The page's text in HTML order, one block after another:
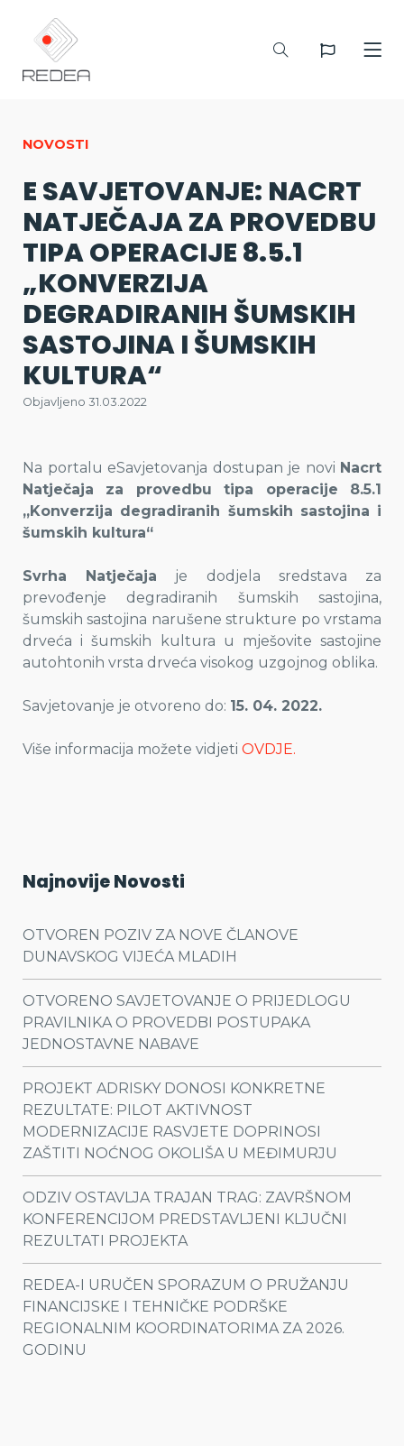
NOVOSTI
E SAVJETOVANJE: NACRT
NATJEČAJA ZA PROVEDBU
TIPA OPERACIJE 8.5.1
„KONVERZIJA
DEGRADIRANIH ŠUMSKIH
SASTOJINA I ŠUMSKIH
KULTURA“
Objavljeno 31.03.2022
Na portalu eSavjetovanja dostupan je novi Nacrt
Natječaja za provedbu tipa operacije 8.5.1
„Konverzija degradiranih šumskih sastojina i
šumskih kultura“
Svrha Natječaja je dodjela sredstava za
prevođenje degradiranih šumskih sastojina,
šumskih sastojina narušene strukture po vrstama
drveća i šumskih kultura u mješovite sastojine
autohtonih vrsta drveća visokog uzgojnog oblika.
Savjetovanje je otvoreno do: 15. 04. 2022.
Više informacija možete vidjeti OVDJE.
Najnovije Novosti
OTVOREN POZIV ZA NOVE ČLANOVE
DUNAVSKOG VIJEĆA MLADIH
OTVORENO SAVJETOVANJE O PRIJEDLOGU
PRAVILNIKA O PROVEDBI POSTUPAKA
JEDNOSTAVNE NABAVE
PROJEKT ADRISKY DONOSI KONKRETNE
REZULTATE: PILOT AKTIVNOST
MODERNIZACIJE RASVJETE DOPRINOSI
ZAŠTITI NOĆNOG OKOLIŠA U MEĐIMURJU
ODZIV OSTAVLJA TRAJAN TRAG: ZAVRŠNOM
KONFERENCIJOM PREDSTAVLJENI KLJUČNI
REZULTATI PROJEKTA
REDEA-I URUČEN SPORAZUM O PRUŽANJU
FINANCIJSKE I TEHNIČKE PODRŠKE
REGIONALNIM KOORDINATORIMA ZA 2026.
GODINU